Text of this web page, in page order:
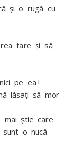
şi o rugă cu
tare şi să
pe ea !
lăsaţi să mor
mai ştie care
sunt o nucă